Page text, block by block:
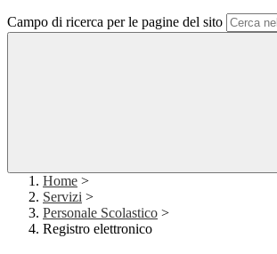
Campo di ricerca per le pagine del sito
Home >
Servizi >
Personale Scolastico >
Registro elettronico